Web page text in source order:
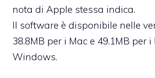
nota di Apple stessa indica.
Il software è disponibile nelle
38.8MB per i Mac e 49.1MB per i
Windows.